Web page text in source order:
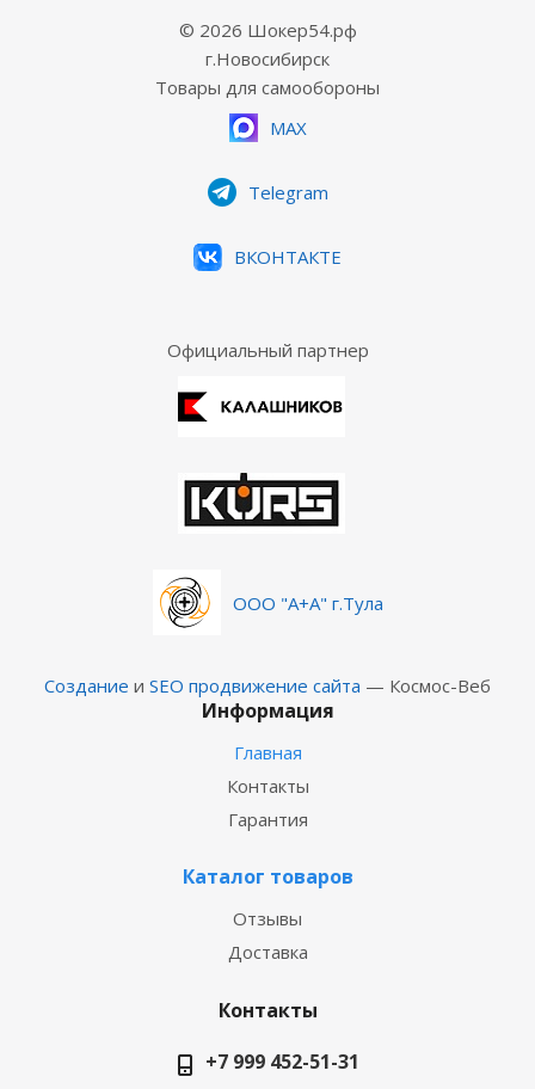
© 2026 Шокер54.рф
г.Новосибирск
Товары для самообороны
MAX
Telegram
ВКОНТАКТЕ
Официальный партнер
ООО "А+А" г.Тула
Создание и SEO продвижение сайта — Космос-Веб
Информация
Главная
Контакты
Гарантия
Каталог товаров
Отзывы
Доставка
Контакты
+7 999 452-51-31